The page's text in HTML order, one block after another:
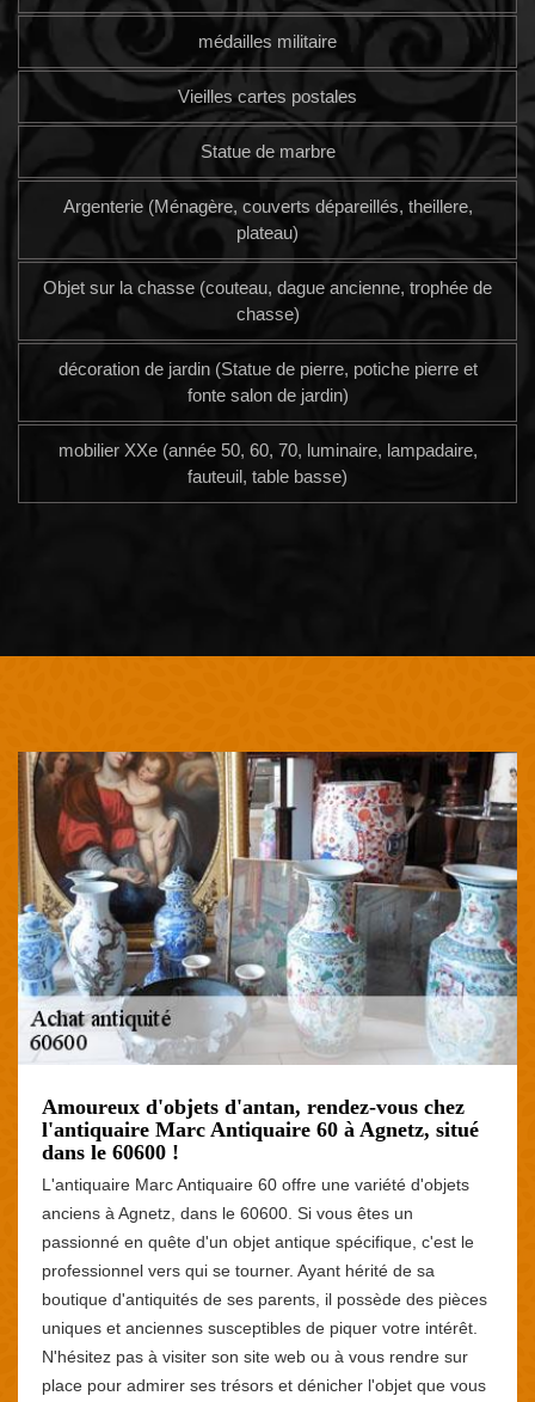
médailles militaire
Vieilles cartes postales
Statue de marbre
Argenterie (Ménagère, couverts dépareillés, theillere,
plateau)
Objet sur la chasse (couteau, dague ancienne, trophée de
chasse)
décoration de jardin (Statue de pierre, potiche pierre et
fonte salon de jardin)
mobilier XXe (année 50, 60, 70, luminaire, lampadaire,
fauteuil, table basse)
Amoureux d'objets d'antan, rendez-vous chez
l'antiquaire Marc Antiquaire 60 à Agnetz, situé
dans le 60600 !
L'antiquaire Marc Antiquaire 60 offre une variété d'objets
anciens à Agnetz, dans le 60600. Si vous êtes un
passionné en quête d'un objet antique spécifique, c'est le
professionnel vers qui se tourner. Ayant hérité de sa
boutique d'antiquités de ses parents, il possède des pièces
uniques et anciennes susceptibles de piquer votre intérêt.
N'hésitez pas à visiter son site web ou à vous rendre sur
place pour admirer ses trésors et dénicher l'objet que vous